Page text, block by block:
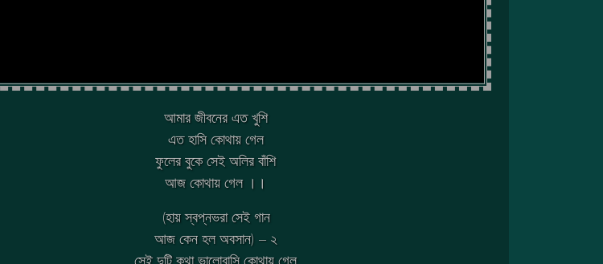
আমার জীবনের এত খুশি
এত হাসি কোথায় গেল
ফুলের বুকে সেই অলির বাঁশি
আজ কোথায় গেল ।।
(হায় স্বপ্নভরা সেই গান
আজ কেন হল অবসান) – ২